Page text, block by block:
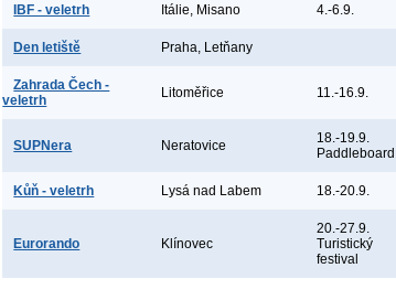
IBF - veletrh Itálie, Misano 4.-6.9.
Den letiště Praha, Letňany
Zahrada Čech -
veletrh
Litoměřice 11.-16.9.
SUPNera Neratovice
18.-19.9.
Paddleboard
Kůň - veletrh Lysá nad Labem 18.-20.9.
Eurorando Klínovec
20.-27.9.
Turistický
festival